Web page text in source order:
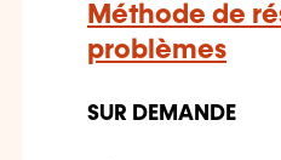
Méthode de
problèmes
SUR DEMANDE